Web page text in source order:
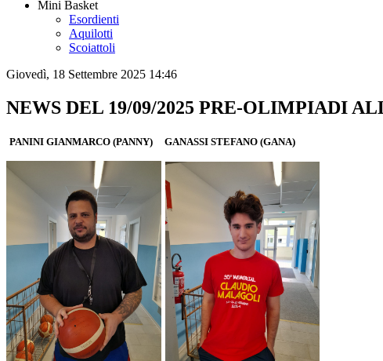
Mini Basket
Esordienti
Aquilotti
Scoiattoli
Giovedì, 18 Settembre 2025 14:46
NEWS DEL 19/09/2025 PRE-OLIMPIADI
PANINI GIANMARCO (PANNY) GANASSI STEFANO (GANA)